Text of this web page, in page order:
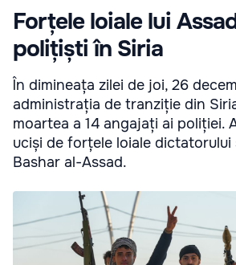
Forțele loiale lui
polițiști în Siria
În dimineața zilei de joi, 26
administrația de tranziție din
moartea a 14 angajați ai poliției.
uciși de forțele loiale
Bashar al-Assad.